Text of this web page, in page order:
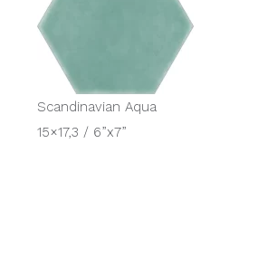
Scandinavian Aqua
15×17,3 / 6”x7”